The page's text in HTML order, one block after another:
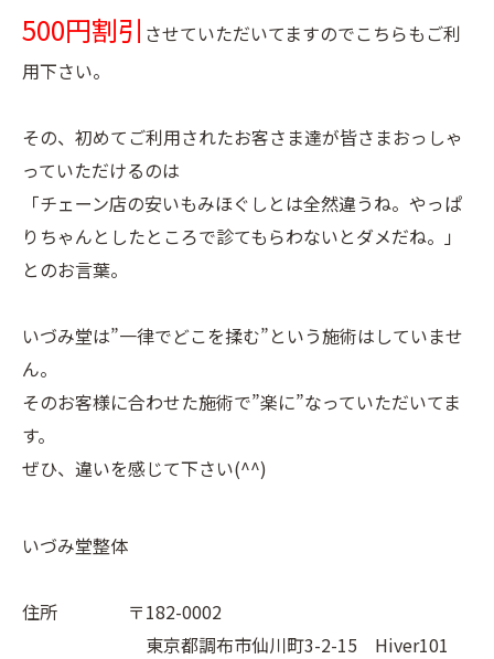
500円割引 させていただいてますのでこちらもご利
用下さい。
その、初めてご利用されたお客さま達が皆さまおっしゃ
っていただけるのは
「チェーン店の安いもみほぐしとは全然違うね。やっぱ
りちゃんとしたところで診てもらわないとダメだね。」
とのお言葉。
いづみ堂は”一律でどこを揉む”という施術はしていませ
ん。
そのお客様に合わせた施術で”楽に”なっていただいてま
す。
ぜひ、違いを感じて下さい(^^)
いづみ堂整体
住所 〒182-0002
東京都調布市仙川町3-2-15 Hiver101